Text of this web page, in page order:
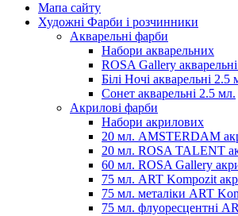
Мапа сайту
Художні Фарби і розчинники
Акварельні фарби
Набори акварельних
ROSA Gallery
Білі Ночі акварельні 2.5
Сонет акварельні 2.5 мл.
Акрилові фарби
Набори акрилових
20 мл. AMSTERDAM
20 мл. ROSA TALENT
60 мл. ROSA Gallery
75 мл. ART Kompozit
75 мл. металіки ART
75 мл. флуоресцентні